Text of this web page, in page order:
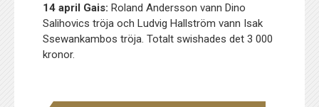
14 april Gais:Roland Andersson vann Dino
Salihovics tröja och Ludvig Hallström vann Isak
Ssewankambos tröja. Totalt swishades det 3 000
kronor.